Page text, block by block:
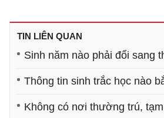
TIN LIÊN QUAN
Sinh năm nào phải đổi sang
Thông tin sinh trắc học nào
Không có nơi thường trú,